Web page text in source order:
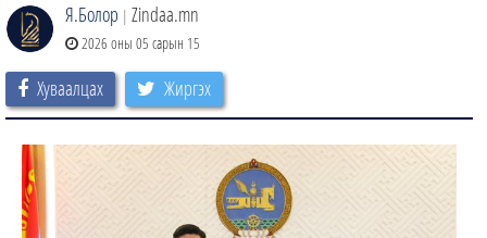
Я.Болор | Zindaa.mn
2026 оны 05 сарын 15
Хуваалцах Жиргэх